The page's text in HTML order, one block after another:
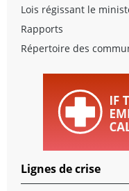
Lois régissant le
Rapports
Répertoire des
Lignes de crise